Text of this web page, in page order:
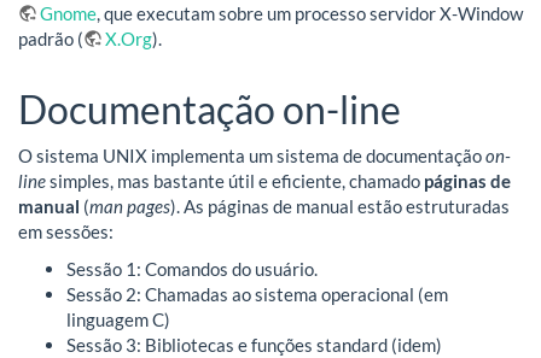
Gnome , que executam sobre um processo servidor X-Window
padrão (
X.Org).
Documentação on-line
O sistema UNIX implementa um sistema de documentaçãoon-
linesimples, mas bastante útil e eficiente, chamado páginas de
manual (man pages). As páginas de manual estão estruturadas
em sessões:
Sessão 1: Comandos do usuário.
Sessão 2: Chamadas ao sistema operacional (em
linguagem C)
Sessão 3: Bibliotecas e funções standard (idem)